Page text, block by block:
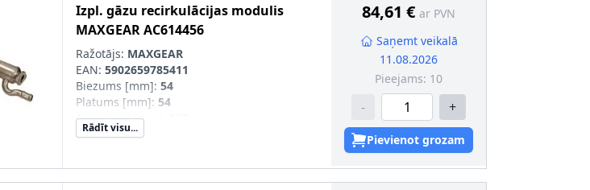
Izpl. gāzu recirkulācijas modulis
MAXGEARAC614456
Ražotājs: MAXGEAR
EAN: 5902659785411
Biezums [mm]: 54
Platums [mm]: 54
Augstums [mm]
Kvalitāte/Klase
blīvi
Rādīt visu...
84,61 € ar PVN
Saņemt veikalā
11.08.2026
Pieejams: 10
- +
Pievienot grozam